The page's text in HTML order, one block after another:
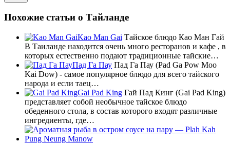
Похожие статьи о Тайланде
Kao Man Gai Тайское блюдо Као Ман Гай
В Таиланде находится очень много ресторанов и кафе , в
которых естественно подают традиционные тайские…
Пад Га Пау Пад Га Пау (Pad Ga Pow Moo
Kai Dow) - самое популярное блюдо для всего тайского
народа и если таец…
Gai Pad King Гай Пад Кинг (Gai Pad King)
представляет собой необычное тайское блюдо
обеденного стола, в состав которого входят различные
ингредиенты, где…